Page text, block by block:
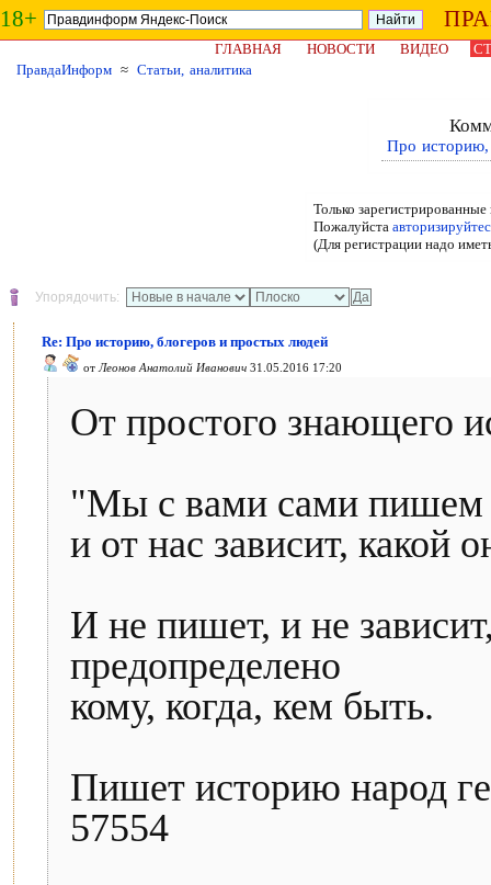
18+
ГЛАВНАЯ НОВОСТИ ВИДЕО
ПравдаИнформ ≈ Статьи, аналитика
Про историю,
Только
Пожалуйста
(Для регистрации надо
Упорядочить:
Re: Про историю, блогеров и простых людей
от Леонов Анатолий Иванович 31.05.2016 17:20
От простого знающего
"Мы с вами сами пишем
и от нас зависит, какой
И не пишет, и не
предопределено
кому, когда, кем быть.
Пишет историю народ
57554